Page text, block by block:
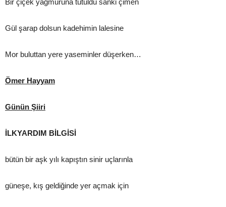
Bir çiçek yağmuruna tutuldu sanki çimen
Gül şarap dolsun kadehimin lalesine
Mor buluttan yere yaseminler düşerken…
Ömer Hayyam
Günün Şiiri
İLKYARDIM BİLGİSİ
bütün bir aşk yılı kapıştın sinir uçlarınla
güneşe, kış geldiğinde yer açmak için